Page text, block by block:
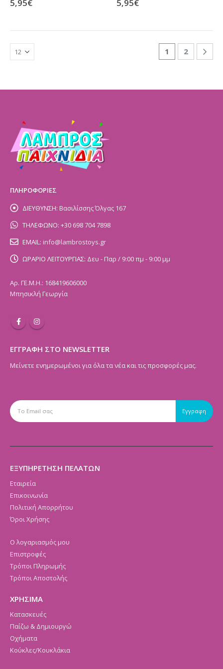
5,95€ 5,95€
1 2
ΠΛΗΡΟΦΟΡΙΕΣ
ΔΙΕΥΘΥΝΣΗ: Βασιλίσσης Όλγας 167
ΤΗΛΕΦΩΝΟ: +30 698 704 7898
EMAIL: info@lambrostoys.gr
ΩΡΑΡΙΟ ΛΕΙΤΟΥΡΓΙΑΣ: Δευ - Παρ / 9:00 πμ - 9:00 μμ
Αρ. ΓΕ.Μ.Η.: 168419606000
Μπησικλή Γεωργία
ΕΓΓΡΑΦΗ ΣΤΟ NEWSLETTER
Μείνετε ενημερωμένοι για όλα τα νέα και τις προσφορές μας.
ΕΞΥΠΗΡΕΤΗΣΗ ΠΕΛΑΤΩΝ
Εταιρεία
Επικοινωνία
Πολιτική Απορρήτου
Όροι Χρήσης
Ο λογαριασμός μου
Επιστροφές
Τρόποι Πληρωμής
Τρόποι Αποστολής
ΧΡΗΣΙΜΑ
Κατασκευές
Παίζω & Δημιουργώ
Οχήματα
Κούκλες/Κουκλάκια